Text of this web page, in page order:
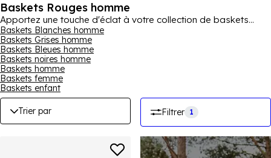
Baskets Rouges homme
Apportez une touche d'éclat à votre collection de baskets
avec une paire issue de notre sélection de baskets rouges
pour homme, incluant des modèles phares tels que les baskets
Nike rouges et les adidas rouges également. Les baskets
rouges offrent une finition remarquable à une tenue
décontractée ou un style sportif accrocheur pour vos séances
en salle ou vos footings. En plus des modèles rouges de chez
Nike et adidas, nous proposons d'autres grandes marques
telles que Reebok, ASICS, SKECHERS, PUMA et Under Armour,
offrant ainsi un large éventail de styles pour satisfaire tous les
goûts. Si vous souhaitez vous démarquer, alors opter pour des
baskets rouges est assurément le bon choix.
Baskets Blanches homme
Baskets Grises homme
Baskets Bleues homme
Baskets noires homme
Baskets homme
Baskets femme
Baskets enfant
Trier par Filtrer 1